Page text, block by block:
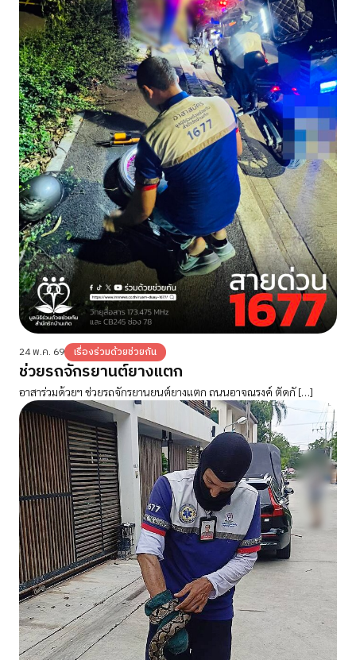
24 พ.ค. 69 เรื่องร่วมด้วยช่วยกัน
ช่วยรถจักรยานต์ยางแตก
อาสาร่วมด้วยฯ ช่วยรถจักรยานยนต์ยางแตก ถนนอาจณรงค์ ตัดกั […]